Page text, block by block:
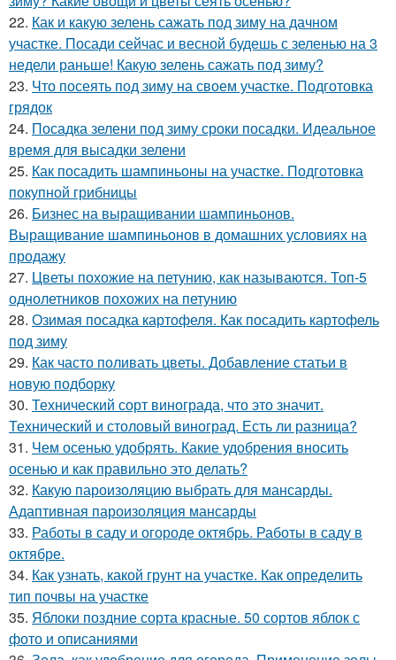
22. Как и какую зелень сажать под зиму на дачном
участке. Посади сейчас и весной будешь с зеленью на 3
недели раньше! Какую зелень сажать под зиму?
23. Что посеять под зиму на своем участке. Подготовка
грядок
24. Посадка зелени под зиму сроки посадки. Идеальное
время для высадки зелени
25. Как посадить шампиньоны на участке. Подготовка
покупной грибницы
26. Бизнес на выращивании шампиньонов.
Выращивание шампиньонов в домашних условиях на
продажу
27. Цветы похожие на петунию, как называются. Топ-5
однолетников похожих на петунию
28. Озимая посадка картофеля. Как посадить картофель
под зиму
29. Как часто поливать цветы. Добавление статьи в
новую подборку
30. Технический сорт винограда, что это значит.
Технический и столовый виноград. Есть ли разница?
31. Чем осенью удобрять. Какие удобрения вносить
осенью и как правильно это делать?
32. Какую пароизоляцию выбрать для мансарды.
Адаптивная пароизоляция мансарды
33. Работы в саду и огороде октябрь. Работы в саду в
октябре.
34. Как узнать, какой грунт на участке. Как определить
тип почвы на участке
35. Яблоки поздние сорта красные. 50 сортов яблок с
фото и описаниями